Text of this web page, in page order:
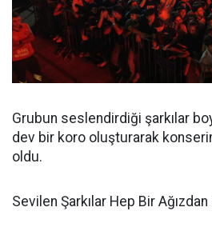
Grubun seslendirdiği şarkılar
dev bir koro oluşturarak
oldu.
Sevilen Şarkılar Hep Bir